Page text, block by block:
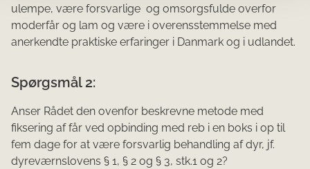
ulempe, være forsvarlige og omsorgsfulde overfor
moderfår og lam og være i overensstemmelse med
anerkendte praktiske erfaringer i Danmark og i udlandet.
Spørgsmål 2:
Anser Rådet den ovenfor beskrevne metode med
fiksering af får ved opbinding med reb i en boks i op til
fem dage for at være forsvarlig behandling af dyr, jf.
dyreværnslovens § 1, § 2 og § 3, stk.1 og 2?